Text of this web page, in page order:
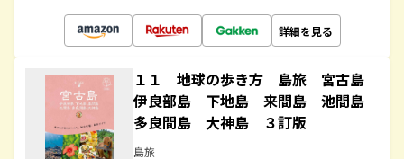
詳細を見る
１１ 地球の歩き方 島旅 宮古島
伊良部島 下地島 来間島 池間島
多良間島 大神島 ３訂版
島旅